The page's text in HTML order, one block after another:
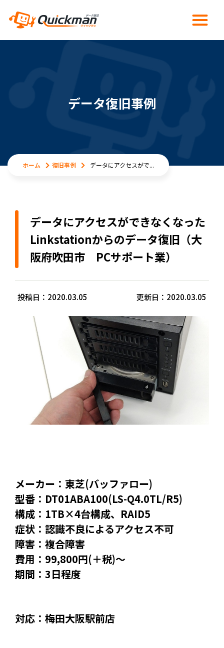
データ復旧事例
ホーム 復旧事例 データにアクセスがで...
データにアクセスができなくなった
Linkstationからのデータ復旧（大
阪府吹田市 PCサポート業）
投稿日：2020.03.05 更新日：2020.03.05
メーカー：東芝(バッファロー)
型番：DT01ABA100(LS-Q4.0TL/R5)
構成：1TB×4台構成、RAID5
症状：認識不良によるアクセス不可
障害：複合障害
費用：99,800円(＋税)～
期間：3日程度
対応：梅田大阪駅前店